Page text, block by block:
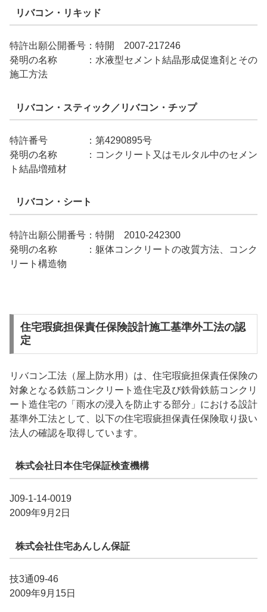
リバコン・リキッド
特許出願公開番号：特開 2007-217246
発明の名称 ：水液型セメント結晶形成促進剤とその
施工方法
リバコン・スティック／リバコン・チップ
特許番号 ：第4290895号
発明の名称 ：コンクリート又はモルタル中のセメン
ト結晶増殖材
リバコン・シート
特許出願公開番号：特開 2010-242300
発明の名称 ：躯体コンクリートの改質方法、コンク
リート構造物
住宅瑕疵担保責任保険設計施工基準外工法の認
定
リバコン工法（屋上防水用）は、住宅瑕疵担保責任保険の
対象となる鉄筋コンクリート造住宅及び鉄骨鉄筋コンクリ
ート造住宅の「雨水の浸入を防止する部分」における設計
基準外工法として、以下の住宅瑕疵担保責任保険取り扱い
法人の確認を取得しています。
株式会社日本住宅保証検査機構
J09-1-14-0019
2009年9月2日
株式会社住宅あんしん保証
技3通09-46
2009年9月15日